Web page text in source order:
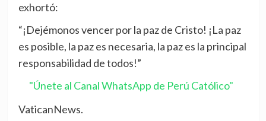
exhortó:
“¡Dejémonos vencer por la paz de Cristo! ¡La paz
es posible, la paz es necesaria, la paz es la principal
responsabilidad de todos!”
"Únete al Canal WhatsApp de Perú Católico"
VaticanNews.